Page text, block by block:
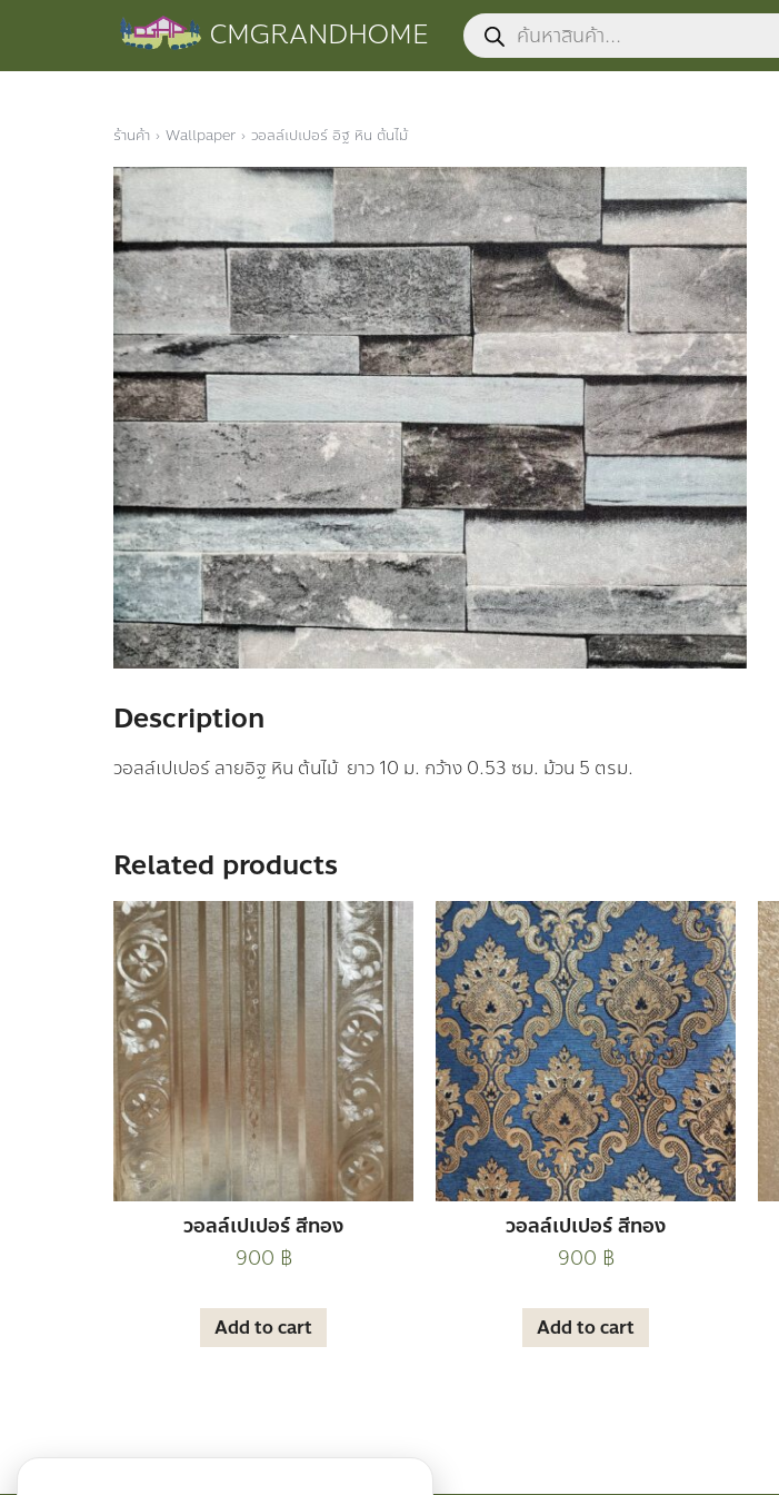
content
CMGRANDHOME Products
search
ร้านค้า › Wallpaper › วอลล์เปเปอร์ อิฐ หิน ต้นไม้
Description
วอลล์เปเปอร์ ลายอิฐ หิน ต้นไม้ ยาว 10 ม. กว้าง 0.53 ซม. ม้วน 5 ตรม.
Related products
วอลล์เปเปอร์ สีทอง
900 ฿
Add to cart
วอลล์เปเปอร์ สีทอง
900 ฿
Add to cart